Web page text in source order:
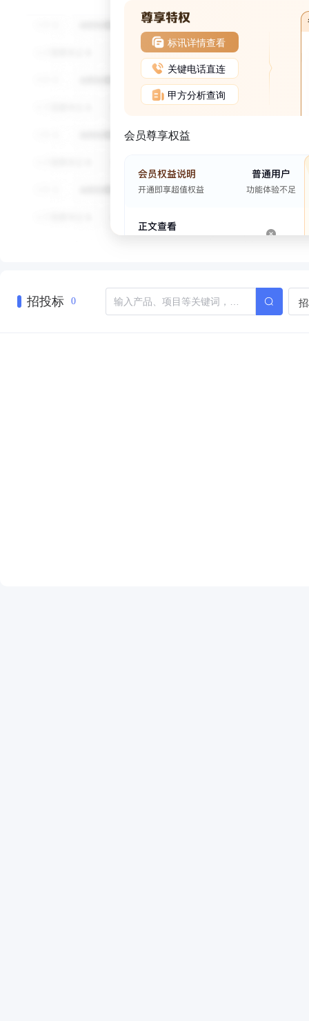
标讯详情查看
关键电话直连
甲方分析查询
会员尊享权益
招投标 0